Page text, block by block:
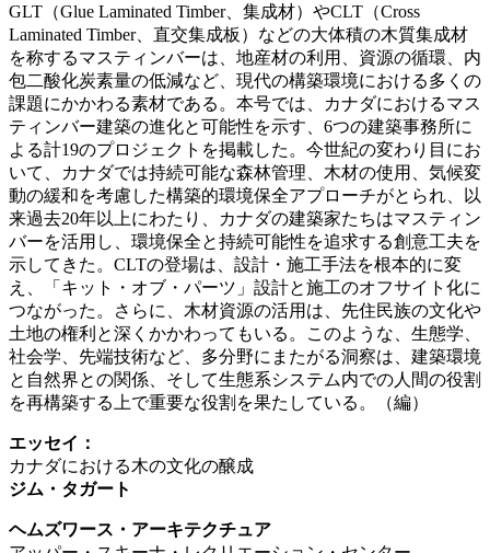
GLT（Glue Laminated Timber、集成材）やCLT（Cross
Laminated Timber、直交集成板）などの大体積の木質集成材
を称するマスティンバーは、地産材の利用、資源の循環、内
包二酸化炭素量の低減など、現代の構築環境における多くの
課題にかかわる素材である。本号では、カナダにおけるマス
ティンバー建築の進化と可能性を示す、6つの建築事務所に
よる計19のプロジェクトを掲載した。今世紀の変わり目にお
いて、カナダでは持続可能な森林管理、木材の使用、気候変
動の緩和を考慮した構築的環境保全アプローチがとられ、以
来過去20年以上にわたり、カナダの建築家たちはマスティン
バーを活用し、環境保全と持続可能性を追求する創意工夫を
示してきた。CLTの登場は、設計・施工手法を根本的に変
え、「キット・オブ・パーツ」設計と施工のオフサイト化に
つながった。さらに、木材資源の活用は、先住民族の文化や
土地の権利と深くかかわってもいる。このような、生態学、
社会学、先端技術など、多分野にまたがる洞察は、建築環境
と自然界との関係、そして生態系システム内での人間の役割
を再構築する上で重要な役割を果たしている。（編）
エッセイ：
カナダにおける木の文化の醸成
ジム・タガート
ヘムズワース・アーキテクチュア